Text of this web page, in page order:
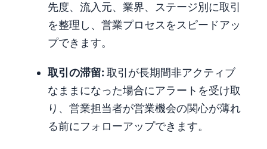
先度、流入元、業界、ステージ別に取引
を整理し、営業プロセスをスピードアッ
プできます。
取引の滞留:取引が長期間非アクティブ
なままになった場合にアラートを受け取
り、営業担当者が営業機会の関心が薄れ
る前にフォローアップできます。